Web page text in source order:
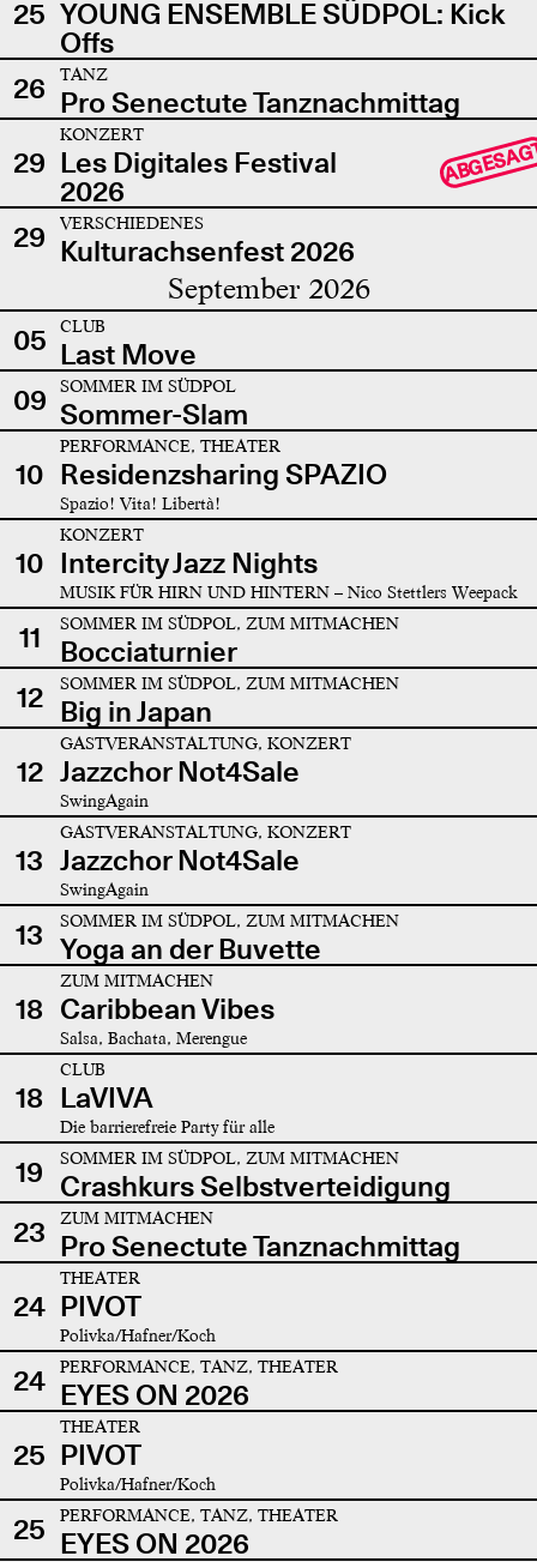
25 YOUNG ENSEMBLE SÜDPOL: Kick
Offs
26
TANZ
Pro Senectute Tanznachmittag
29
KONZERT
Les Digitales Festival
2026
29 VERSCHIEDENES
Kulturachsenfest 2026
September 2026
05 CLUB
Last Move
09
SOMMER IM SÜDPOL
Sommer-Slam
10
PERFORMANCE, THEATER
Residenzsharing SPAZIO
Spazio! Vita! Libertà!
10
KONZERT
Intercity Jazz Nights
MUSIK FÜR HIRN UND HINTERN – Nico Stettlers Weepack
11 SOMMER IM SÜDPOL, ZUM MITMACHEN
Bocciaturnier
12
SOMMER IM SÜDPOL, ZUM MITMACHEN
Big in Japan
12
GASTVERANSTALTUNG, KONZERT
Jazzchor Not4Sale
SwingAgain
13
GASTVERANSTALTUNG, KONZERT
Jazzchor Not4Sale
SwingAgain
13 SOMMER IM SÜDPOL, ZUM MITMACHEN
Yoga an der Buvette
18
ZUM MITMACHEN
Caribbean Vibes
Salsa, Bachata, Merengue
18
CLUB
LaVIVA
Die barrierefreie Party für alle
19 SOMMER IM SÜDPOL, ZUM MITMACHEN
Crashkurs Selbstverteidigung
23
ZUM MITMACHEN
Pro Senectute Tanznachmittag
24
THEATER
PIVOT
Polivka/Hafner/Koch
24 PERFORMANCE, TANZ, THEATER
EYES ON 2026
25
THEATER
PIVOT
Polivka/Hafner/Koch
25 PERFORMANCE, TANZ, THEATER
EYES ON 2026